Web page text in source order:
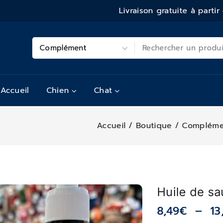
Livraison gratuite à
Accueil Chien Chat
Accueil / Boutique /
Huile de
8,49€ –